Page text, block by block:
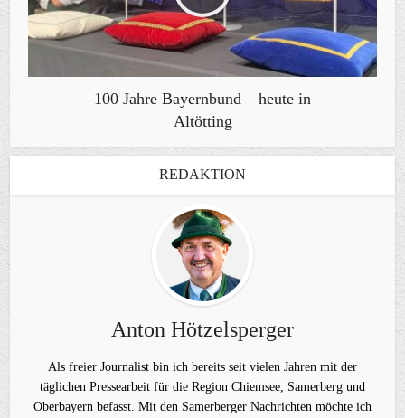
100 Jahre Bayernbund – heute in
Altötting
REDAKTION
Anton Hötzelsperger
Als freier Journalist bin ich bereits seit vielen Jahren mit der
täglichen Pressearbeit für die Region Chiemsee, Samerberg und
Oberbayern befasst. Mit den Samerberger Nachrichten möchte ich